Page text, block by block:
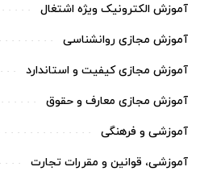
آموزش الکترونیک ویژه اشتغال
آموزش مجازی روانشناسی
آموزش مجازی کیفیت و استاندارد
آموزش مجازی معارف و حقوق
آموزشی و فرهنگی
آموزشی، قوانین و مقررات تجارت